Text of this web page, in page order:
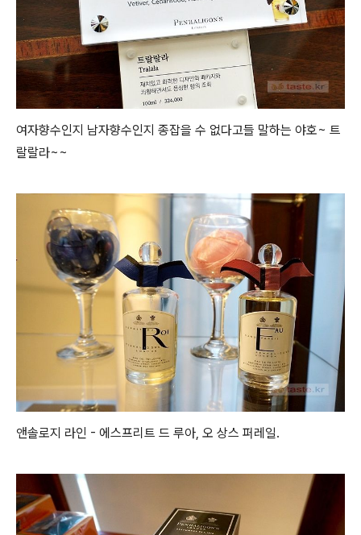
여자향수인지 남자향수인지 종잡을 수 없다고들 말하는 야호~ 트
랄랄라~~
앤솔로지 라인 - 에스프리트 드 루아, 오 상스 퍼레일.